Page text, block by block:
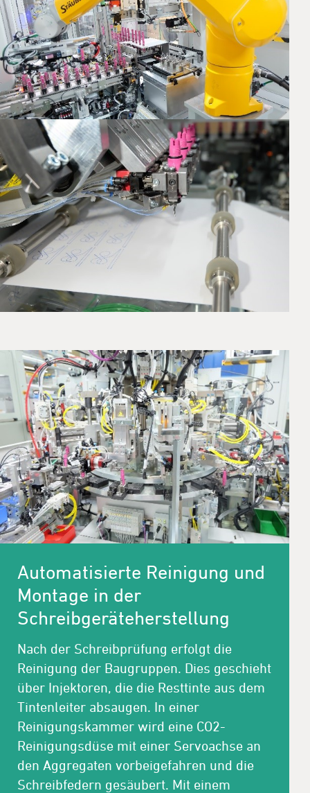
Automatisierte Reinigung und
Montage in der
Schreibgeräteherstellung
Nach der Schreibprüfung erfolgt die
Reinigung der Baugruppen. Dies geschieht
über Injektoren, die die Resttinte aus dem
Tintenleiter absaugen. In einer
Reinigungskammer wird eine CO2-
Reinigungsdüse mit einer Servoachse an
den Aggregaten vorbeigefahren und die
Schreibfedern gesäubert. Mit einem